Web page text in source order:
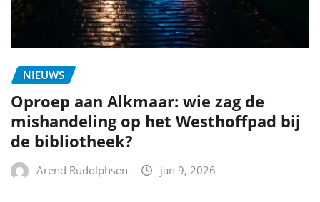
NIEUWS
Oproep aan Alkmaar: wie zag de
mishandeling op het Westhoffpad bij
de bibliotheek?
Arend Rudolphsen jan 9, 2026